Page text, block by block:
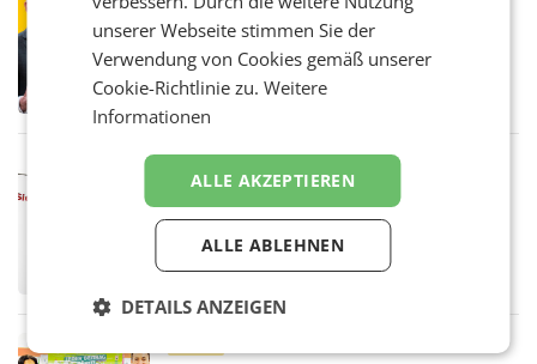
Österreichische Post: Umsatzplus im
ersten Halbjahr trotz schwachem
Briefgeschäft
WIEN Die Österreichische Post AG hat im
ersten Halbjahr 2026 einen Konzernumsatz
von 1.544,0 Mio. EUR erwirtschaftet, was
Vergleichszeitraum
ProSiebenSat.1 spart und macht
überraschend viel Gewinn
UNTERFÖHRING/MAILAND/AMSTERDAM. Der
Fernsehkonzern ProSiebenSat.1 hat im
wieder Gewinn gemacht und die
unserer Webseite stimmen Sie der
Verwendung von Cookies gemäß unserer
Cookie-Richtlinie zu.Weitere
Informationen
ALLE AKZEPTIEREN
ALLE ABLEHNEN
DETAILS ANZEIGEN